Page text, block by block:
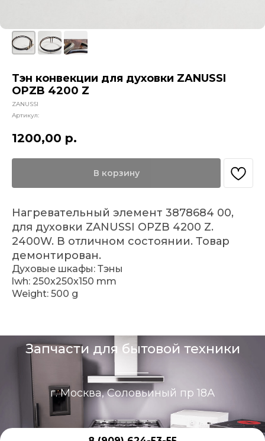
Тэн конвекции для духовки ZANUSSI
OPZB 4200 Z
ZANUSSI
Артикул:
1200,00 р.
В корзину
Нагревательный элемент 3878684 00,
для духовки ZANUSSI OPZB 4200 Z.
2400W. В отличном состоянии. Товар
демонтирован.
Духовые шкафы: Тэны
lwh: 250x250x150 mm
Weight: 500 g
Запчасти для бытовой техники
г. Москва, Соловьиный пр 18А